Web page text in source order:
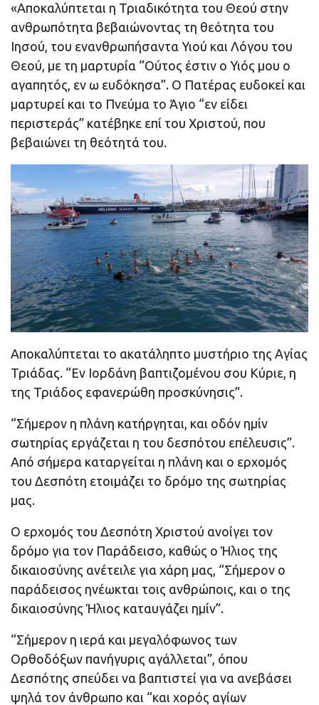
«Αποκαλύπτεται η Τριαδικότητα του Θεού στην
ανθρωπότητα βεβαιώνοντας τη θεότητα του
Ιησού, του ενανθρωπήσαντα Υιού και Λόγου του
Θεού, με τη μαρτυρία “Ούτος έστιν ο Υιός μου ο
αγαπητός, εν ω ευδόκησα”. Ο Πατέρας ευδοκεί και
μαρτυρεί και το Πνεύμα το Άγιο “εν είδει
περιστεράς” κατέβηκε επί του Χριστού, που
βεβαιώνει τη θεότητά του.
Αποκαλύπτεται το ακατάληπτο μυστήριο της Αγίας
Τριάδας. “Εν Ιορδάνη βαπτιζομένου σου Κύριε, η
της Τριάδος εφανερώθη προσκύνησις”.
“Σήμερον η πλάνη κατήργηται, και οδόν ημίν
σωτηρίας εργάζεται η του δεσπότου επέλευσις”.
Από σήμερα καταργείται η πλάνη και ο ερχομός
του Δεσπότη ετοιμάζει το δρόμο της σωτηρίας
μας.
Ο ερχομός του Δεσπότη Χριστού ανοίγει τον
δρόμο για τον Παράδεισο, καθώς ο Ήλιος της
δικαιοσύνης ανέτειλε για χάρη μας, “Σήμερον ο
παράδεισος ηνέωκται τοις ανθρώποις, και ο της
δικαιοσύνης Ήλιος καταυγάζει ημίν”.
“Σήμερον η ιερά και μεγαλόφωνος των
Ορθοδόξων πανήγυρις αγάλλεται”, όπου
Δεσπότης σπεύδει να βαπτιστεί για να ανεβάσει
ψηλά τον άνθρωπο και “και χορός αγίων